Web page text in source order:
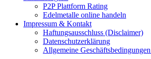
P2P Plattform Rating
Edelmetalle online handeln
Impressum & Kontakt
Haftungsausschluss (Disclaimer)
Datenschutzerklärung
Allgemeine